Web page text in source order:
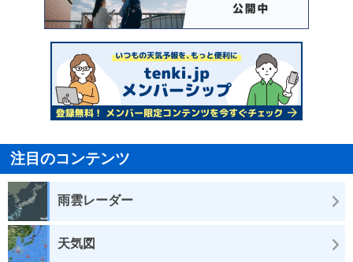
注目のコンテンツ
雨雲レーダー
天気図